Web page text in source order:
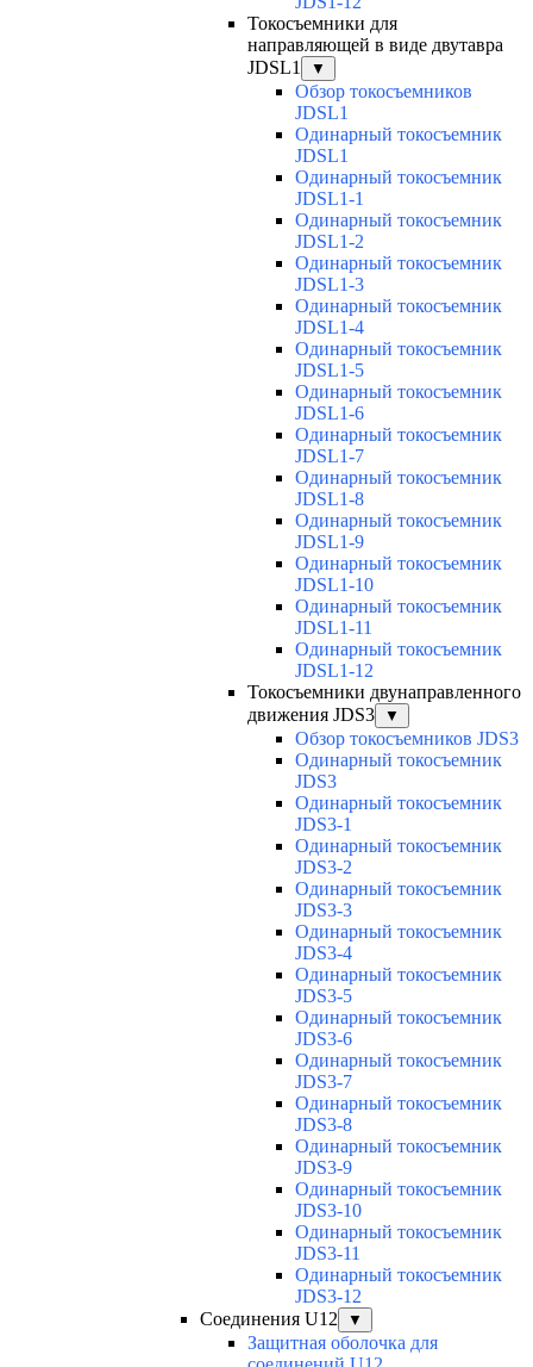
Токосъемники для
направляющей в виде двутавра
JDSL1
▼
Обзор токосъемников
JDSL1
Одинарный токосъемник
JDSL1
Одинарный токосъемник
JDSL1-1
Одинарный токосъемник
JDSL1-2
Одинарный токосъемник
JDSL1-3
Одинарный токосъемник
JDSL1-4
Одинарный токосъемник
JDSL1-5
Одинарный токосъемник
JDSL1-6
Одинарный токосъемник
JDSL1-7
Одинарный токосъемник
JDSL1-8
Одинарный токосъемник
JDSL1-9
Одинарный токосъемник
JDSL1-10
Одинарный токосъемник
JDSL1-11
Одинарный токосъемник
JDSL1-12
Токосъемники двунаправленного
движения JDS3
▼
Обзор токосъемников JDS3
Одинарный токосъемник
JDS3
Одинарный токосъемник
JDS3-1
Одинарный токосъемник
JDS3-2
Одинарный токосъемник
JDS3-3
Одинарный токосъемник
JDS3-4
Одинарный токосъемник
JDS3-5
Одинарный токосъемник
JDS3-6
Одинарный токосъемник
JDS3-7
Одинарный токосъемник
JDS3-8
Одинарный токосъемник
JDS3-9
Одинарный токосъемник
JDS3-10
Одинарный токосъемник
JDS3-11
Одинарный токосъемник
JDS3-12
Соединения U12
▼
Защитная оболочка для